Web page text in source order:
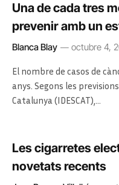
Una de cada tres
prevenir amb un
Blanca Blay octubre 4,
El nombre de casos de
anys. Segons les
Catalunya (IDESCAT),…
Les cigarretes
novetats recents